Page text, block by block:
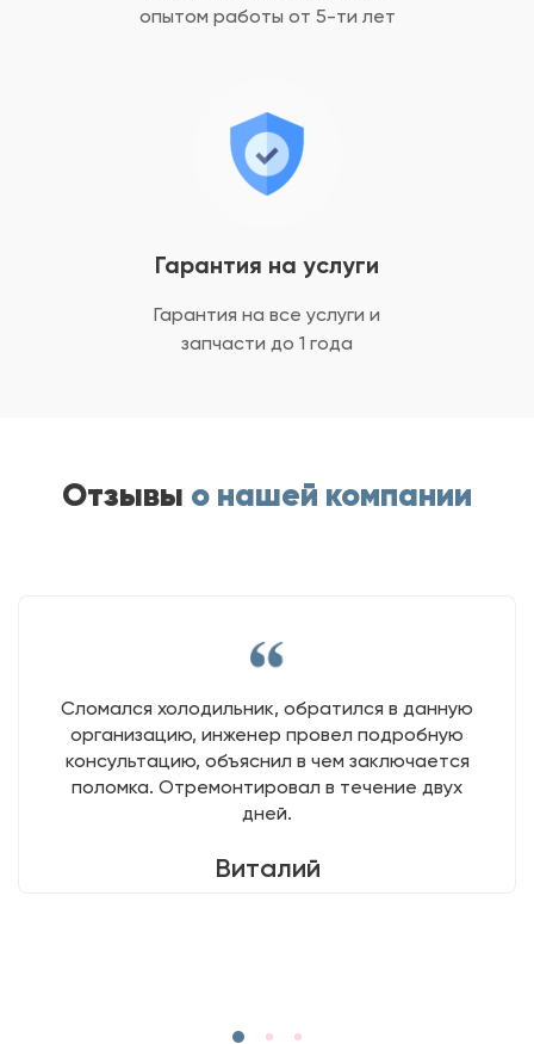
Гарантия на услуги
Гарантия на все услуги и
запчасти до 1 года
опытом работы от 5-ти лет
Отзывы о нашей компании
Сломался холодильник, обратился в данную
организацию, инженер провел подробную
консультацию, объяснил в чем заключается
поломка. Отремонтировал в течение двух
дней.
Виталий